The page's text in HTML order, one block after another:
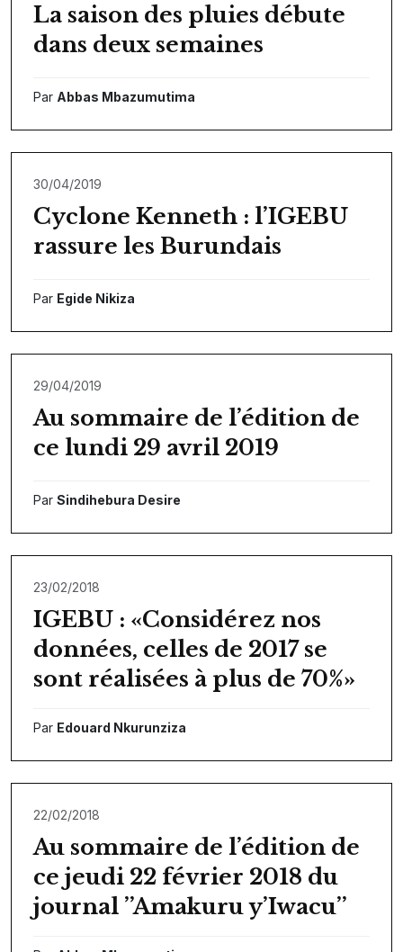
La saison des pluies débute
dans deux semaines
Par Abbas Mbazumutima
30/04/2019
Cyclone Kenneth : l’IGEBU
rassure les Burundais
Par Egide Nikiza
29/04/2019
Au sommaire de l’édition de
ce lundi 29 avril 2019
Par Sindihebura Desire
23/02/2018
IGEBU : «Considérez nos
données, celles de 2017 se
sont réalisées à plus de 70%»
Par Edouard Nkurunziza
22/02/2018
Au sommaire de l’édition de
ce jeudi 22 février 2018 du
journal ’’Amakuru y’Iwacu’’